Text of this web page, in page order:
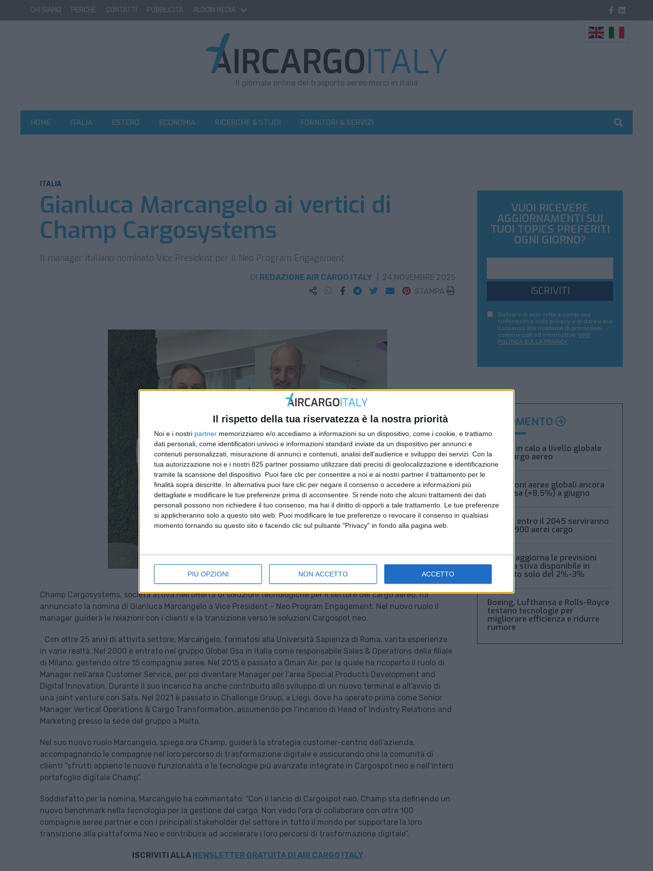
Il rispetto della tua riservatezza è la nostra priorità
Noi e i nostri partner memorizziamo e/o accediamo a informazioni su un dispositivo, come i cookie, e trattiamo
dati personali, come identificatori univoci e informazioni standard inviate da un dispositivo per annunci e
contenuti personalizzati, misurazione di annunci e contenuti, analisi dell'audience e sviluppo dei servizi. Con la
tua autorizzazione noi e i nostri 825 partner possiamo utilizzare dati precisi di geolocalizzazione e identificazione
tramite la scansione del dispositivo. Puoi fare clic per consentire a noi e ai nostri partner il trattamento per le
finalità sopra descritte. In alternativa puoi fare clic per negare il consenso o accedere a informazioni più
dettagliate e modificare le tue preferenze prima di acconsentire. Si rende noto che alcuni trattamenti dei dati
personali possono non richiedere il tuo consenso, ma hai il diritto di opporti a tale trattamento. Le tue preferenze
si applicheranno solo a questo sito web. Puoi modificare le tue preferenze o revocare il consenso in qualsiasi
momento tornando su questo sito e facendo clic sul pulsante "Privacy" in fondo alla pagina web.
PIÙ OPZIONI NON ACCETTO ACCETTO
CHI SIAMO PERCHÈ CONTATTI PUBBLICITÀ ALOCIN MEDIA
Il giornale online del trasporto aereo merci in Italia
HOME ITALIA ESTERO ECONOMIA RICERCHE & STUDI FORNITORI & SERVIZI
ITALIA
Gianluca Marcangelo ai vertici di
Champ Cargosystems
Il manager italiano nominato Vice President per il Neo Program Engagement
DI REDAZIONE AIR CARGO ITALY
24 NOVEMBRE 2025
STAMPA
Champ Cargosystems, società attiva nell’offerta di soluzioni tecnologiche per il settore del cargo aereo, ha
annunciato la nomina di Gianluca Marcangelo a Vice President – Neo Program Engagement. Nel nuovo ruolo il
manager guiderà le relazioni con i clienti e la transizione verso le soluzioni Cargospot neo.
Con oltre 25 anni di attività settore, Marcangelo, formatosi alla Università Sapienza di Roma, vanta esperienze
in varie realtà. Nel 2000 è entrato nel gruppo Global Gsa in Italia come responsabile Sales & Operations della filiale
di Milano, gestendo oltre 15 compagnie aeree. Nel 2015 è passato a Oman Air, per la quale ha ricoperto il ruolo di
Manager nell’area Customer Service, per poi diventare Manager per l’area Special Products Development and
Digital Innovation. Durante il suo incarico ha anche contribuito allo sviluppo di un nuovo terminal e all’avvio di
una joint venture con Sats. Nel 2021 è passato in Challenge Group, a Liegi, dove ha operato prima come Senior
Manager Vertical Operations & Cargo Transformation, assumendo poi l’incarico di Head of Industry Relations and
Marketing presso la sede del gruppo a Malta.
Nel suo nuovo ruolo Marcangelo, spiega ora Champ, guiderà la strategia customer-centric dell’azienda,
accompagnando le compagnie nel loro percorso di trasformazione digitale e assicurando che la comunità di
clienti “sfrutti appieno le nuove funzionalità e le tecnologie più avanzate integrate in Cargospot neo e nell’intero
portafoglio digitale Champ”.
Soddisfatto per la nomina, Marcangelo ha commentato: “Con il lancio di Cargospot neo, Champ sta definendo un
nuovo benchmark nella tecnologia per la gestione del cargo. Non vedo l’ora di collaborare con oltre 100
compagnie aeree partner e con i principali stakeholder del settore in tutto il mondo per supportare la loro
transizione alla piattaforma Neo e contribuire ad accelerare i loro percorsi di trasformazione digitale”.
ISCRIVITI ALLA NEWSLETTER GRATUITA DI AIR CARGO ITALY
VUOI RICEVERE
AGGIORNAMENTI SUI
TUOI TOPICS PREFERITI
OGNI GIORNO?
ISCRIVITI
Dichiaro di aver letto e compreso
l'informativa sulla privacy e di dare il mio
consenso alla ricezione di promozioni
commerciali ed informative. Vedi
POLITICA SULLA PRIVACY.
ARGOMENTO
Volumi in calo a livello globale
per il cargo aereo
Spedizioni aeree globali ancora
in ripresa (+8,5%) a giugno
Boeing: entro il 2045 serviranno
oltre 2.900 aerei cargo
Xeneta aggiorna le previsioni
2026: la stiva disponibile in
aumento solo del 2%-3%
Boeing, Lufthansa e Rolls-Royce
testano tecnologie per
migliorare efficienza e ridurre
rumore